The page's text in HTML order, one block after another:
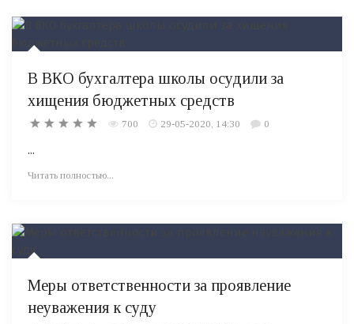
В ВКО бухгалтера школы осудили за
хищения бюджетных средств
700 29-05-2020, 14:30 0
...
Читать полностью...
Меры ответственности за проявление
неуважения к суду